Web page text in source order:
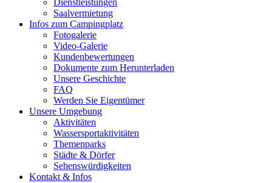
Dienstleistungen
Saalvermietung
Infos zum Campingplatz
Fotogalerie
Video-Galerie
Kundenbewertungen
Dokumente zum Herunterladen
Unsere Geschichte
FAQ
Werden Sie Eigentümer
Unsere Umgebung
Aktivitäten
Wassersportaktivitäten
Themenparks
Städte & Dörfer
Sehenswürdigkeiten
Kontakt & Infos